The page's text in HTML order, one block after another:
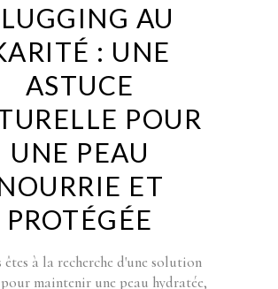
AU
: UNE
ASTUCE
POUR
UNE PEAU
ET
PROTÉGÉE
êtes à la recherche d'une solution
maintenir une peau hydratée,